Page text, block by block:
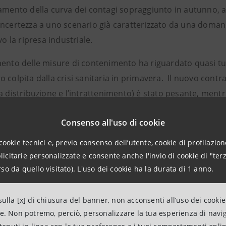
Consenso all'uso di cookie
tecnici e, previo consenso dell’utente, cookie di
personalizzate e consente anche l'invio di cookie di
da quello visitato). L'uso dei cookie ha la durata di 1 anno.
[x] di chiusura del banner, non acconsenti all’uso dei
Non potremo, perciò, personalizzare la tua esperienza di
della curva dei contagi sopraggiunto in autunno,
a uno scenario già caratterizzato da una
la ripresa industriale.
delle misure di contenimento ha riguardato quasi
colpita dalla crisi sanitaria in primavera. Il nuovo
distribuzione e l’intrattenimento) è stato pesante,
mesi finali dell’anno, come testimonia il permanere
raggiunta in luglio. A differenza del lockdown
ha disposto blocchi agli impianti. Nel caso di Italia,
nel tentativo di recuperare il terreno perso e di
base continuativa nel corso del 2020.
è un sostanziale allineamento degli indici di
hanno mostrato riduzioni a doppia cifra, ma
in Germania, -13% in Italia e Francia.